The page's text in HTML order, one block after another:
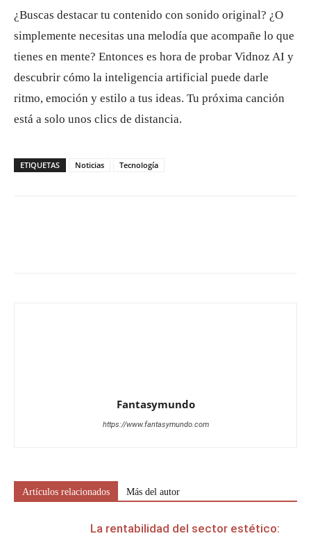
¿Buscas destacar tu contenido con sonido original? ¿O
simplemente necesitas una melodía que acompañe lo que
tienes en mente? Entonces es hora de probar Vidnoz AI y
descubrir cómo la inteligencia artificial puede darle
ritmo, emoción y estilo a tus ideas. Tu próxima canción
está a solo unos clics de distancia.
ETIQUETAS Noticias Tecnología
Fantasymundo
https://www.fantasymundo.com
Artículos relacionados Más del autor
La rentabilidad del sector estético: